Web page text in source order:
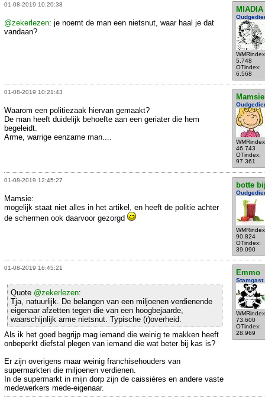
01-08-2019 10:20:38
MIADIA
5.748
OTindex:
6.568
@zekerlezen: je noemt de man een nietsnut, waar haal je dat
vandaan?
01-08-2019 10:21:43
Mamsie
46.743
OTindex:
97.361
Waarom een politiezaak hiervan gemaakt?
De man heeft duidelijk behoefte aan een geriater die hem
begeleidt.
Arme, warrige eenzame man....
01-08-2019 12:45:27
botte
90.824
OTindex:
39.090
Mamsie:
mogelijk staat niet alles in het artikel, en heeft de politie achter
de schermen ook daarvoor gezorgd
01-08-2019 16:45:21
Emmo
Stamgast
73.600
OTindex:
28.969
Quote @zekerlezen:
Tja, natuurlijk. De belangen van een miljoenen verdienende
eigenaar afzetten tegen die van een hoogbejaarde,
waarschijnlijk arme nietsnut. Typische (r)overheid.
Als ik het goed begrijp mag iemand die weinig te makken heeft
onbeperkt diefstal plegen van iemand die wat beter bij kas is?
Er zijn overigens maar weinig franchisehouders van
supermarkten die miljoenen verdienen.
In de supermarkt in mijn dorp zijn de caissières en andere vaste
medewerkers mede-eigenaar.